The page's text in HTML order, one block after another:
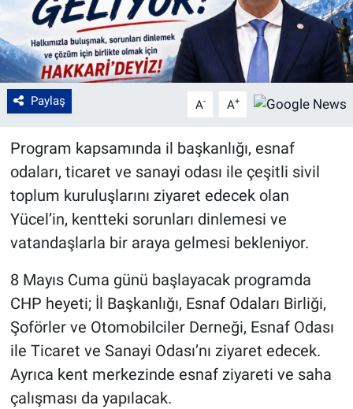
Paylaş A- A+
Program kapsamında il başkanlığı, esnaf
odaları, ticaret ve sanayi odası ile çeşitli sivil
toplum kuruluşlarını ziyaret edecek olan
Yücel’in, kentteki sorunları dinlemesi ve
vatandaşlarla bir araya gelmesi bekleniyor.
8 Mayıs Cuma günü başlayacak programda
CHP heyeti; İl Başkanlığı, Esnaf Odaları Birliği,
Şoförler ve Otomobilciler Derneği, Esnaf Odası
ile Ticaret ve Sanayi Odası’nı ziyaret edecek.
Ayrıca kent merkezinde esnaf ziyareti ve saha
çalışması da yapılacak.